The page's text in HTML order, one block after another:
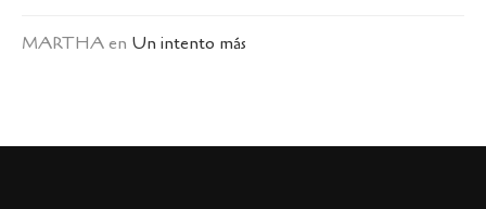
MARTHAen Un intento más